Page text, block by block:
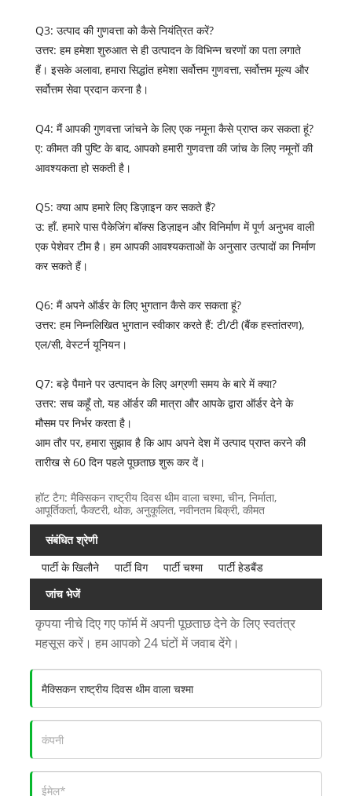
Q3: उत्पाद की गुणवत्ता को कैसे नियंत्रित करें?
उत्तर: हम हमेशा शुरुआत से ही उत्पादन के विभिन्न चरणों का पता लगाते
हैं। इसके अलावा, हमारा सिद्धांत हमेशा सर्वोत्तम गुणवत्ता, सर्वोत्तम मूल्य और
सर्वोत्तम सेवा प्रदान करना है।
Q4: मैं आपकी गुणवत्ता जांचने के लिए एक नमूना कैसे प्राप्त कर सकता हूं?
ए: कीमत की पुष्टि के बाद, आपको हमारी गुणवत्ता की जांच के लिए नमूनों की
आवश्यकता हो सकती है।
Q5: क्या आप हमारे लिए डिज़ाइन कर सकते हैं?
उ: हाँ. हमारे पास पैकेजिंग बॉक्स डिज़ाइन और विनिर्माण में पूर्ण अनुभव वाली
एक पेशेवर टीम है। हम आपकी आवश्यकताओं के अनुसार उत्पादों का निर्माण
कर सकते हैं।
Q6: मैं अपने ऑर्डर के लिए भुगतान कैसे कर सकता हूं?
उत्तर: हम निम्नलिखित भुगतान स्वीकार करते हैं: टी/टी (बैंक हस्तांतरण),
एल/सी, वेस्टर्न यूनियन।
Q7: बड़े पैमाने पर उत्पादन के लिए अग्रणी समय के बारे में क्या?
उत्तर: सच कहूँ तो, यह ऑर्डर की मात्रा और आपके द्वारा ऑर्डर देने के
मौसम पर निर्भर करता है।
आम तौर पर, हमारा सुझाव है कि आप अपने देश में उत्पाद प्राप्त करने की
तारीख से 60 दिन पहले पूछताछ शुरू कर दें।
हॉट टैग: मैक्सिकन राष्ट्रीय दिवस थीम वाला चश्मा, चीन, निर्माता,
आपूर्तिकर्ता, फैक्टरी, थोक, अनुकूलित, नवीनतम बिक्री, कीमत
संबंधित श्रेणी
पार्टी के खिलौने
पार्टी विग पार्टी चश्मा
पार्टी हेडबैंड
जांच भेजें
कृपया नीचे दिए गए फॉर्म में अपनी पूछताछ देने के लिए स्वतंत्र
महसूस करें। हम आपको 24 घंटों में जवाब देंगे।